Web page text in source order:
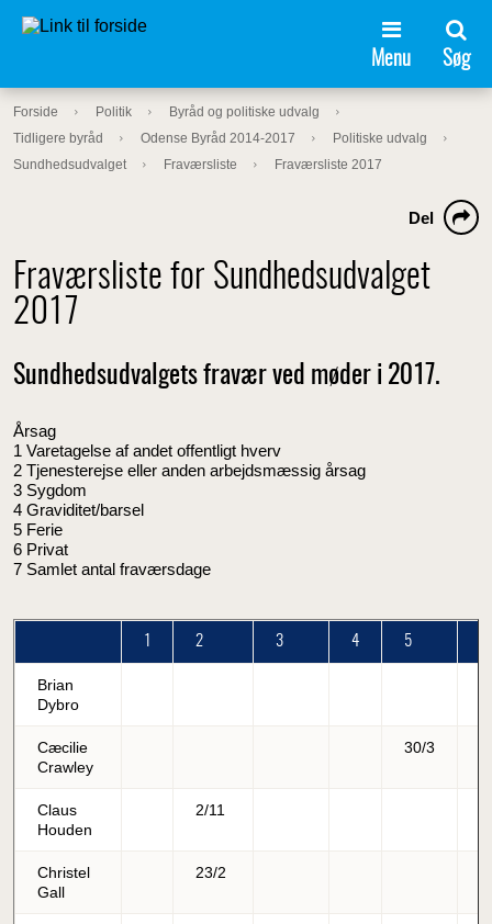
Menu Søg
Forside Politik
Byråd og politiske udvalg
Tidligere byråd
Odense Byråd 2014-2017
Politiske udvalg
Sundhedsudvalget
Fraværsliste Fraværsliste 2017
Fraværsliste for Sundhedsudvalget
2017
Del
Sundhedsudvalgets fravær ved møder i 2017.
Årsag
1 Varetagelse af andet offentligt hverv
2 Tjenesterejse eller anden arbejdsmæssig årsag
3 Sygdom
4 Graviditet/barsel
5 Ferie
6 Privat
7 Samlet antal fraværsdage
1 2 3 4 5
Brian
Dybro
Cæcilie
Crawley
30/3
Claus
Houden
2/11
Christel
Gall
23/2